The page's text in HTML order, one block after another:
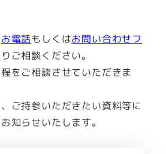
お電話もしくはお問い合わせフ
ご相談ください。
をご相談させていただきま
ご持参いただきたい資料等に
知らせいたします。